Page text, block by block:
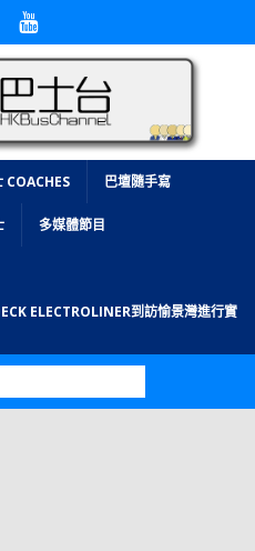
COACHES 巴壇隨手寫
多媒體節目
ELECTROLINER到訪愉景灣進行實